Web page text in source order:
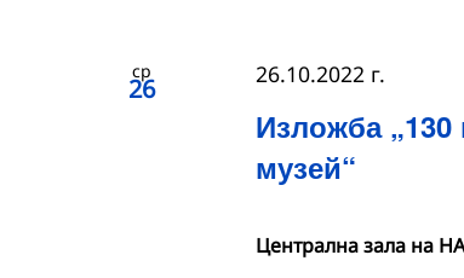
ср
26
Изложба „130
музей“
26.10.2022 г.
Централна зала на